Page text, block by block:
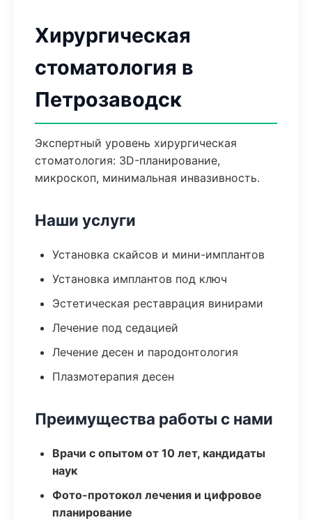
Хирургическая
стоматология в
Петрозаводск
Экспертный уровень хирургическая
стоматология: 3D-планирование,
микроскоп, минимальная инвазивность.
Наши услуги
Установка скайсов и мини-имплантов
Установка имплантов под ключ
Эстетическая реставрация винирами
Лечение под седацией
Лечение десен и пародонтология
Плазмотерапия десен
Преимущества работы с нами
Врачи с опытом от 10 лет, кандидаты
наук
Фото-протокол лечения и цифровое
планирование